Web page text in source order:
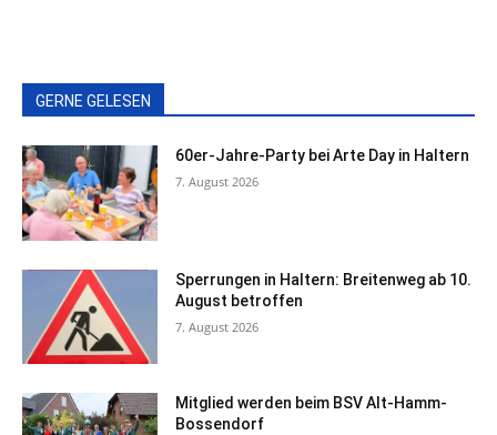
GERNE GELESEN
60er-Jahre-Party bei Arte Day in Haltern
7. August 2026
Sperrungen in Haltern: Breitenweg ab 10.
August betroffen
7. August 2026
Mitglied werden beim BSV Alt-Hamm-
Bossendorf